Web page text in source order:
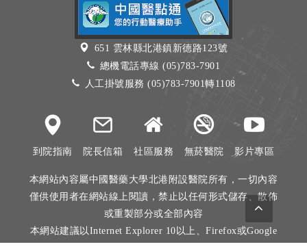
651 雲林縣北港鎮新德路123號
總機電話專線 (05)783-7901
人工掛號服務 (05)783-7901轉1108
到院指南 院長信箱 社區服務 無菸醫院 影片專區
本網站內容屬中國醫藥大學北港附設醫院所有，一切內容
僅供使用者在網站線上閱讀，禁止以任何形式儲存、散佈
或重製部分或全部內容
本網站建議以Internet Explorer 10以上、Firefox或Google